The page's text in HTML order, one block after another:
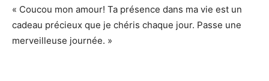
« Coucou mon amour! Ta présence dans ma vie est un
cadeau précieux que je chéris chaque jour. Passe une
merveilleuse journée. »